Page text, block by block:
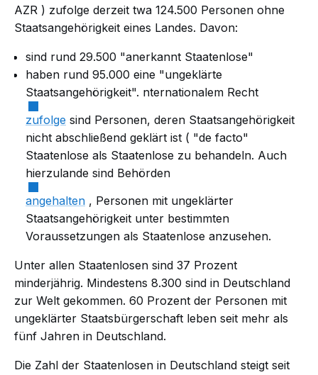
AZR ) zufolge derzeit twa 124.500 Personen ohne
Staatsangehörigkeit eines Landes. Davon:
sind rund 29.500 "anerkannt Staatenlose"
haben rund 95.000 eine "ungeklärte
Staatsangehörigkeit". nternationalem Recht
zufolge sind Personen, deren Staatsangehörigkeit
nicht abschließend geklärt ist ( "de facto"
Staatenlose als Staatenlose zu behandeln. Auch
hierzulande sind Behörden
angehalten , Personen mit ungeklärter
Staatsangehörigkeit unter bestimmten
Voraussetzungen als Staatenlose anzusehen.
Unter allen Staatenlosen sind 37 Prozent
minderjährig. Mindestens 8.300 sind in Deutschland
zur Welt gekommen. 60 Prozent der Personen mit
ungeklärter Staatsbürgerschaft leben seit mehr als
fünf Jahren in Deutschland.
Die Zahl der Staatenlosen in Deutschland steigt seit